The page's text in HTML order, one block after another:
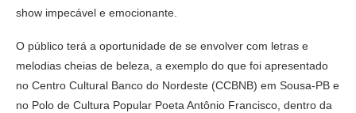
show impecável e emocionante.
O público terá a oportunidade de se envolver com letras e
melodias cheias de beleza, a exemplo do que foi apresentado
no Centro Cultural Banco do Nordeste (CCBNB) em Sousa-PB e
no Polo de Cultura Popular Poeta Antônio Francisco, dentro da